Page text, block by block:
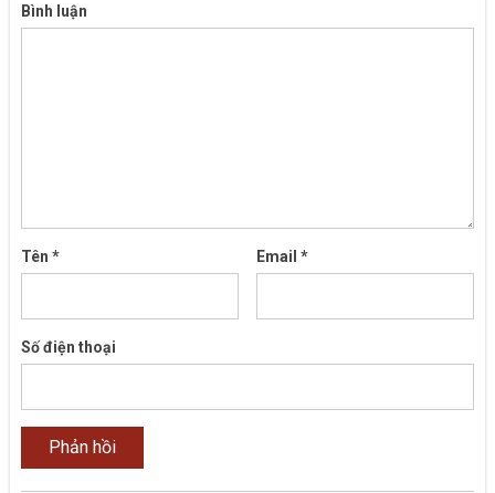
Bình luận
Tên* Email*
Số điện thoại